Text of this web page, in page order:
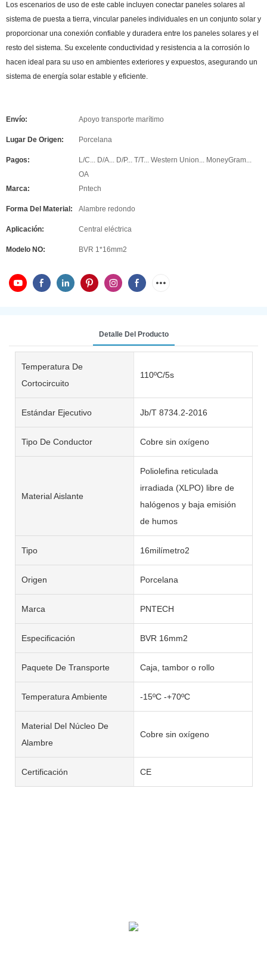
Los escenarios de uso de este cable incluyen conectar paneles solares al
sistema de puesta a tierra, vincular paneles individuales en un conjunto solar y
proporcionar una conexión confiable y duradera entre los paneles solares y el
resto del sistema. Su excelente conductividad y resistencia a la corrosión lo
hacen ideal para su uso en ambientes exteriores y expuestos, asegurando un
sistema de energía solar estable y eficiente.
Envío: Apoyo transporte marítimo
Lugar De Origen: Porcelana
Pagos:
L/C... D/A... D/P... T/T... Western Union... MoneyGram...
OA
Marca:
Pntech
Forma Del Material: Alambre redondo
Aplicación: Central eléctrica
Modelo NO: BVR 1*16mm2
Detalle Del Producto
Temperatura De
Cortocircuito
110ºC/5s
Estándar Ejecutivo Jb/T 8734.2-2016
Tipo De Conductor Cobre sin oxígeno
Material Aislante
Poliolefina reticulada
irradiada (XLPO) libre de
halógenos y baja emisión
de humos
Tipo 16milímetro2
Origen Porcelana
Marca PNTECH
Especificación BVR 16mm2
Paquete De Transporte Caja, tambor o rollo
Temperatura Ambiente -15ºC -+70ºC
Material Del Núcleo De
Alambre
Cobre sin oxígeno
Certificación CE